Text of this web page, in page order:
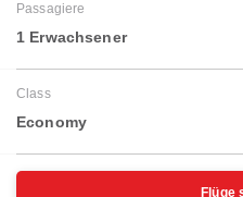
Passagiere
1 Erwachsener
Class
Economy
Flüge